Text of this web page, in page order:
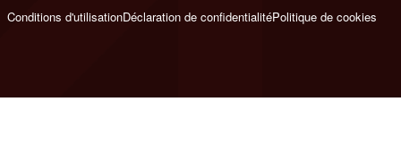
Conditions d'utilisationDéclaration de confidentialitéPolitique de cookies